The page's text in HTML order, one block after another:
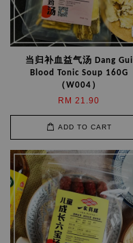
当归补血益气汤 Dang Gui
Blood Tonic Soup 160G
（W004）
RM 21.90
ADD TO CART